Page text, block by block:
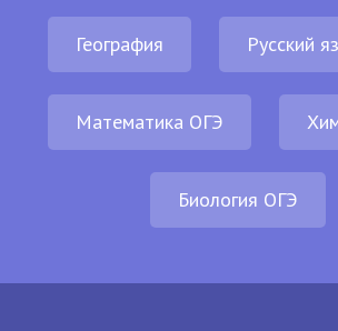
География Русский
Математика ОГЭ
Биология ОГЭ